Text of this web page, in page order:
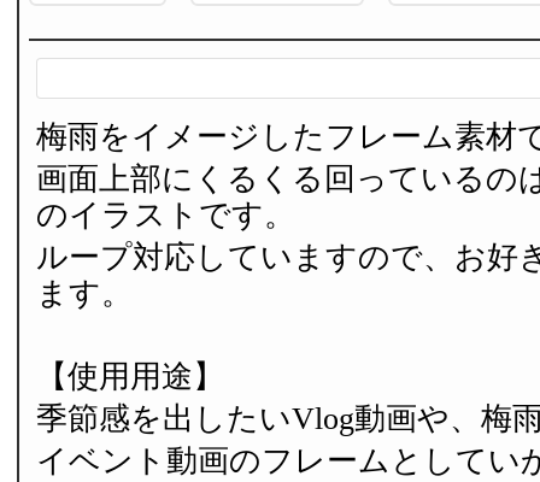
梅雨をイメージしたフレーム素材
画面上部にくるくる回っているの
のイラストです。
ループ対応していますので、お好
ます。
【使用用途】
季節感を出したいVlog動画や、梅
イベント動画のフレームとしてい